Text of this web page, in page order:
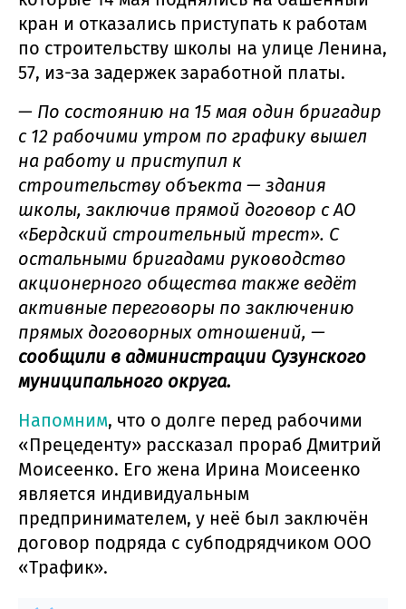
кран и отказались приступать к работам
по строительству школы на улице Ленина,
57, из-за задержек заработной платы.
— По состоянию на 15 мая один бригадир
с 12 рабочими утром по графику вышел
на работу и приступил к
строительству объекта — здания
школы, заключив прямой договор с АО
«Бердский строительный трест». С
остальными бригадами руководство
акционерного общества также ведёт
активные переговоры по заключению
прямых договорных отношений, —
сообщили в администрации Сузунского
муниципального округа.
Напомним, что о долге перед рабочими
«Прецеденту» рассказал прораб Дмитрий
Моисеенко. Его жена Ирина Моисеенко
является индивидуальным
предпринимателем, у неё был заключён
договор подряда с субподрядчиком ООО
«Трафик».